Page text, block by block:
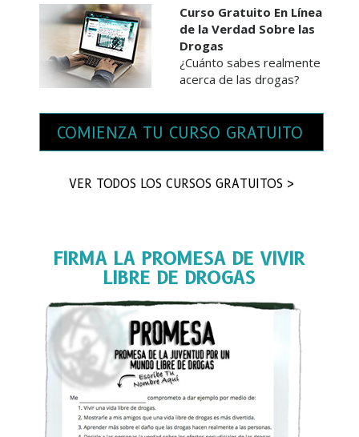
Curso Gratuito En Línea
de la Verdad Sobre las
Drogas
¿Cuánto sabes realmente
acerca de las drogas?
COMIENZA TU CURSO GRATUITO
VER TODOS LOS CURSOS GRATUITOS >
FIRMA LA PROMESA DE VIVIR
LIBRE DE DROGAS